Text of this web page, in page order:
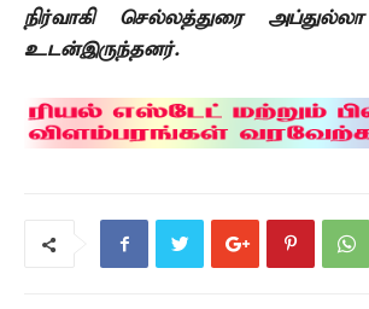
நிர்வாகி செல்லத்துரை
உடன்இருந்தனர்.